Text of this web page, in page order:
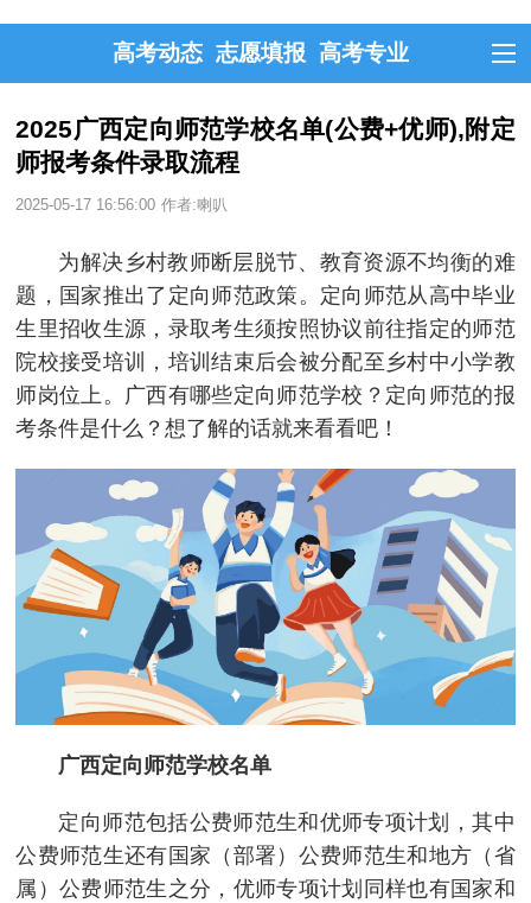
高考动态 志愿填报 高考专业
2025广西定向师范学校名单(公费+优师),附定
师报考条件录取流程
2025-05-17 16:56:00 作者:喇叭
为解决乡村教师断层脱节、教育资源不均衡的难
题，国家推出了定向师范政策。定向师范从高中毕业
生里招收生源，录取考生须按照协议前往指定的师范
院校接受培训，培训结束后会被分配至乡村中小学教
师岗位上。广西有哪些定向师范学校？定向师范的报
考条件是什么？想了解的话就来看看吧！
广西定向师范学校名单
定向师范包括公费师范生和优师专项计划，其中
公费师范生还有国家（部署）公费师范生和地方（省
属）公费师范生之分，优师专项计划同样也有国家和